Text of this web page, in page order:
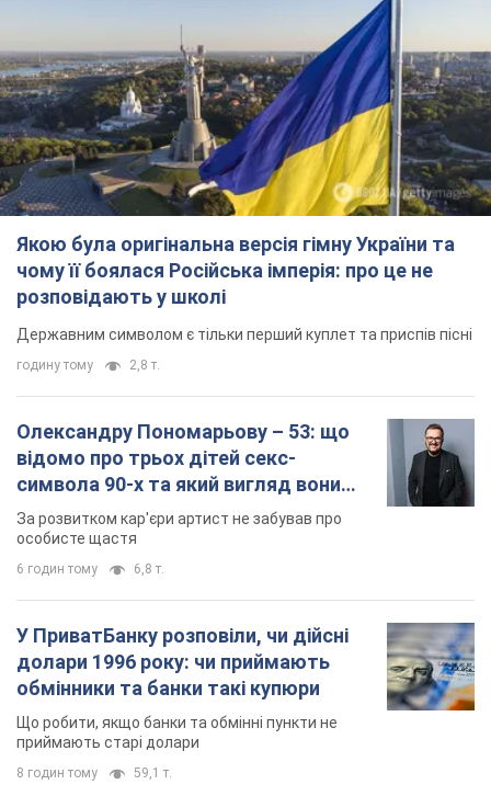
Державним символом є тільки перший куплет та приспів пісні
годину тому 2,8 т.
Олександру Пономарьову – 53: що
відомо про трьох дітей секс-
символа 90-х та який вигляд вони
За розвитком кар'єри артист не забував про
особисте щастя
6 годин тому
долари 1996 року: чи приймають
обмінники та банки такі купюри
Що робити, якщо банки та обмінні пункти не
приймають старі долари
8 годин тому 59,1 т.